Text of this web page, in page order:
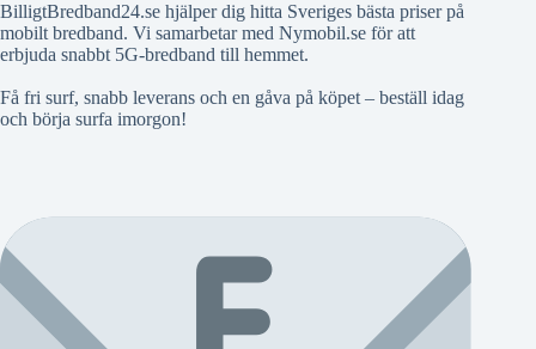
BilligtBredband24.se hjälper dig hitta Sveriges bästa priser på
mobilt bredband. Vi samarbetar med Nymobil.se för att
erbjuda snabbt 5G-bredband till hemmet.
Få fri surf, snabb leverans och en gåva på köpet – beställ idag
och börja surfa imorgon!